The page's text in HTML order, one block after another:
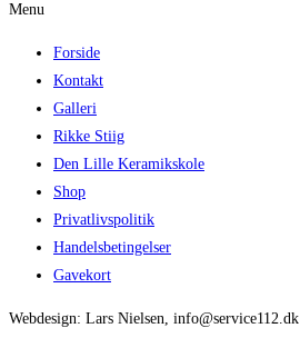
Menu
Forside
Kontakt
Galleri
Rikke Stiig
Den Lille Keramikskole
Shop
Privatlivspolitik
Handelsbetingelser
Gavekort
Webdesign: Lars Nielsen, info@service112.dk